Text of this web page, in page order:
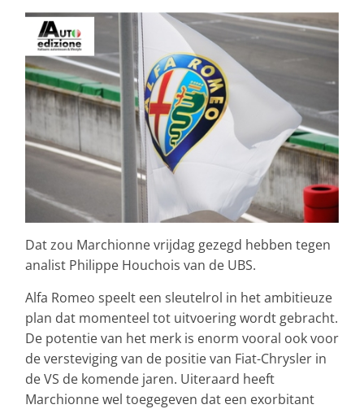
Dat zou Marchionne vrijdag gezegd hebben tegen
analist Philippe Houchois van de UBS.
Alfa Romeo speelt een sleutelrol in het ambitieuze
plan dat momenteel tot uitvoering wordt gebracht.
De potentie van het merk is enorm vooral ook voor
de versteviging van de positie van Fiat-Chrysler in
de VS de komende jaren. Uiteraard heeft
Marchionne wel toegegeven dat een exorbitant